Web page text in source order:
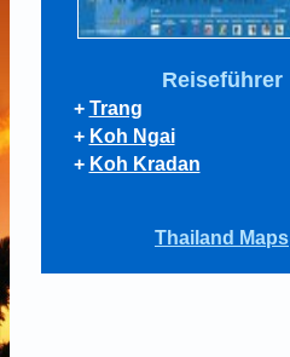
Reiseführer
+ Trang
+ Koh Ngai
+ Koh Kradan
Thailand Maps